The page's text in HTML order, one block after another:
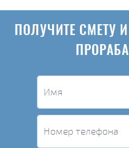
ПОЛУЧИТЕ СМЕТУ